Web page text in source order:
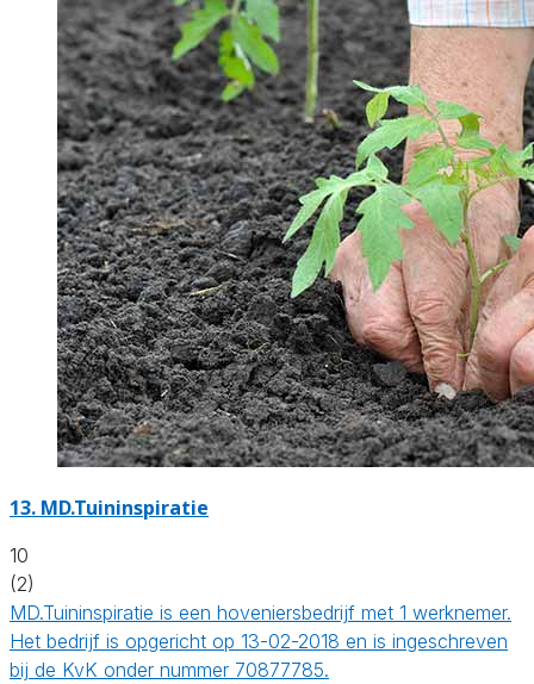
13. MD.Tuininspiratie
10
(2)
MD.Tuininspiratie is een hoveniersbedrijf met 1 werknemer.
Het bedrijf is opgericht op 13-02-2018 en is ingeschreven
bij de KvK onder nummer 70877785.